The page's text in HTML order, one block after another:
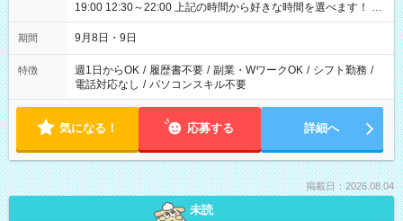
19:00 12:30～22:00 上記の時間から好きな時間を選べます！ ※
時間は変更となる可能性があります
期間 9月8日・9日
特徴 週1日からOK / 履歴書不要 / 副業・WワークOK / シフト勤務 /
電話対応なし / パソコンスキル不要
気になる！ 応募する 詳細へ
掲載日：2026.08.04
未読